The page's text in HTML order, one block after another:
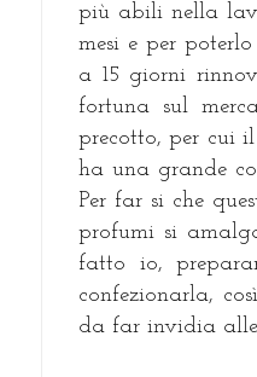
più abili nella
mesi e per
a 15 giorni
fortuna sul
precotto, per cui
ha una grande
Per far si che
profumi si
fatto io,
confezionarla,
da far invidia alle